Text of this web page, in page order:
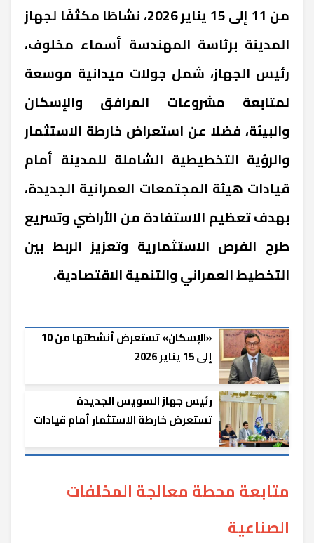
من 11 إلى 15 يناير 2026، نشاطًا مكثفًا لجهاز
المدينة برئاسة المهندسة أسماء مخلوف،
رئيس الجهاز، شمل جولات ميدانية موسعة
لمتابعة مشروعات المرافق والإسكان
والبيئة، فضلا عن استعراض خارطة الاستثمار
والرؤية التخطيطية الشاملة للمدينة أمام
قيادات هيئة المجتمعات العمرانية الجديدة،
بهدف تعظيم الاستفادة من الأراضي وتسريع
طرح الفرص الاستثمارية وتعزيز الربط بين
التخطيط العمراني والتنمية الاقتصادية.
«الإسكان» تستعرض أنشطتها من 10
إلى 15 يناير 2026
رئيس جهاز السويس الجديدة
تستعرض خارطة الاستثمار أمام قيادات
متابعة محطة معالجة المخلفات
الصناعية